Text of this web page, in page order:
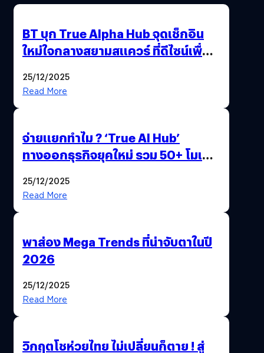
BT บุก True Alpha Hub จุดเช็กอิน
ใหม่ใจกลางสยามสแควร์ ที่ดีไซน์เพื่อ
25/12/2025
Read More
จ่ายแยกทำไม ? ‘True AI Hub’
ทางออกธุรกิจยุคใหม่ รวม 50+ โมเดล
25/12/2025
Read More
พาส่อง Mega Trends ที่น่าจับตาในปี
2026
25/12/2025
Read More
วิกฤตโชห่วยไทย ไม่เปลี่ยนก็ตาย ! สู่